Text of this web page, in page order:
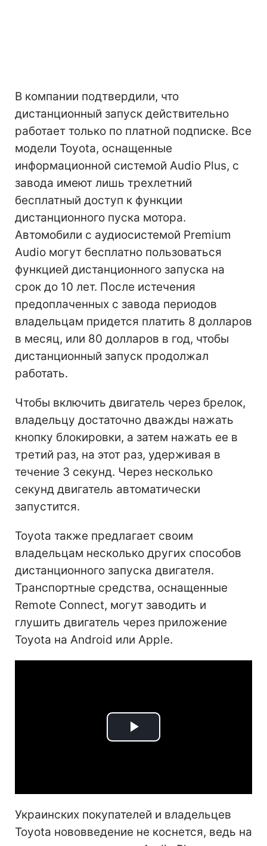
В компании подтвердили, что
дистанционный запуск действительно
работает только по платной подписке. Все
модели Toyota, оснащенные
информационной системой Audio Plus, с
завода имеют лишь трехлетний
бесплатный доступ к функции
дистанционного пуска мотора.
Автомобили с аудиосистемой Premium
Audio могут бесплатно пользоваться
функцией дистанционного запуска на
срок до 10 лет. После истечения
предоплаченных с завода периодов
владельцам придется платить 8 долларов
в месяц, или 80 долларов в год, чтобы
дистанционный запуск продолжал
работать.
Чтобы включить двигатель через брелок,
владельцу достаточно дважды нажать
кнопку блокировки, а затем нажать ее в
третий раз, на этот раз, удерживая в
течение 3 секунд. Через несколько
секунд двигатель автоматически
запустится.
Toyota также предлагает своим
владельцам несколько других способов
дистанционного запуска двигателя.
Транспортные средства, оснащенные
Remote Connect, могут заводить и
глушить двигатель через приложение
Toyota на Android или Apple.
Play
Украинских покупателей и владельцев
Toyota нововведение не коснется, ведь на